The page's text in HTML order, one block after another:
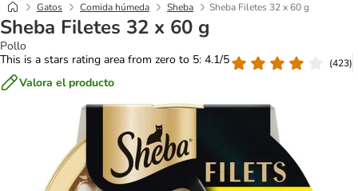
Gatos Comida húmeda Sheba Sheba Filetes 32 x 60 g
Sheba Filetes 32 x 60 g
Pollo
This is a stars rating area from zero to 5: 4.1/5
(423)
Valora el producto